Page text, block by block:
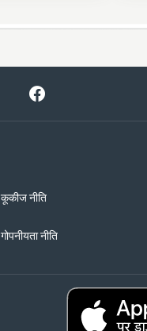
कूकीज नीति
गोपनीयता नीति